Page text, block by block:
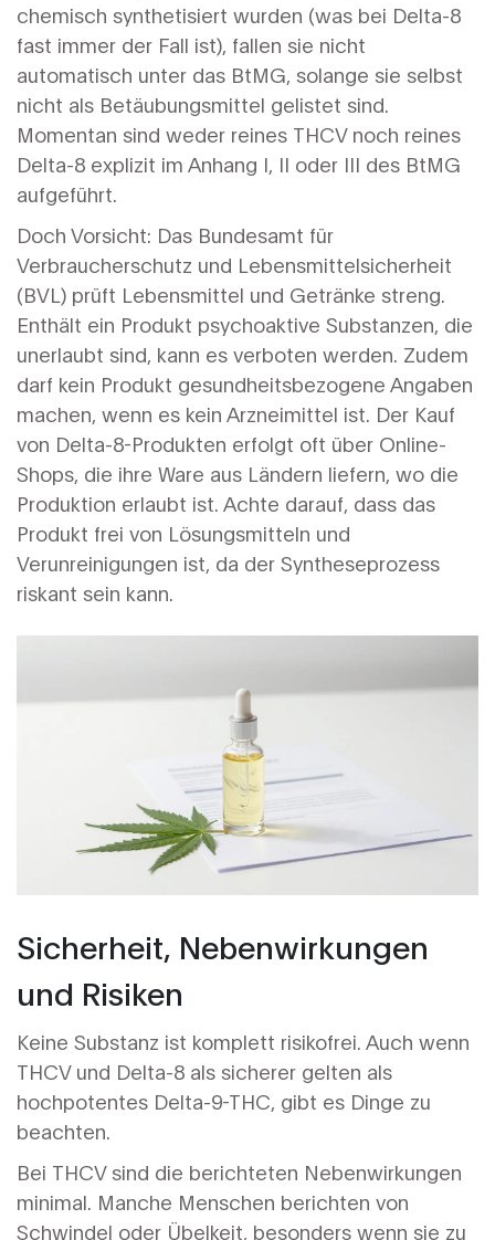
chemisch synthetisiert wurden (was bei Delta-8
fast immer der Fall ist), fallen sie nicht
automatisch unter das BtMG, solange sie selbst
nicht als Betäubungsmittel gelistet sind.
Momentan sind weder reines THCV noch reines
Delta-8 explizit im Anhang I, II oder III des BtMG
aufgeführt.
Doch Vorsicht: Das Bundesamt für
Verbraucherschutz und Lebensmittelsicherheit
(BVL) prüft Lebensmittel und Getränke streng.
Enthält ein Produkt psychoaktive Substanzen, die
unerlaubt sind, kann es verboten werden. Zudem
darf kein Produkt gesundheitsbezogene Angaben
machen, wenn es kein Arzneimittel ist. Der Kauf
von Delta-8-Produkten erfolgt oft über Online-
Shops, die ihre Ware aus Ländern liefern, wo die
Produktion erlaubt ist. Achte darauf, dass das
Produkt frei von Lösungsmitteln und
Verunreinigungen ist, da der Syntheseprozess
riskant sein kann.
Sicherheit, Nebenwirkungen
und Risiken
Keine Substanz ist komplett risikofrei. Auch wenn
THCV und Delta-8 als sicherer gelten als
hochpotentes Delta-9-THC, gibt es Dinge zu
beachten.
Bei THCVsind die berichteten Nebenwirkungen
minimal. Manche Menschen berichten von
Schwindel oder Übelkeit, besonders wenn sie zu